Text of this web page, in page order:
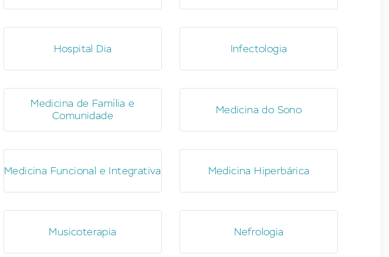
Hospital Dia Infectologia
Medicina de Família e
Comunidade
Medicina do Sono
Medicina Funcional e Integrativa Medicina Hiperbárica
Musicoterapia Nefrologia